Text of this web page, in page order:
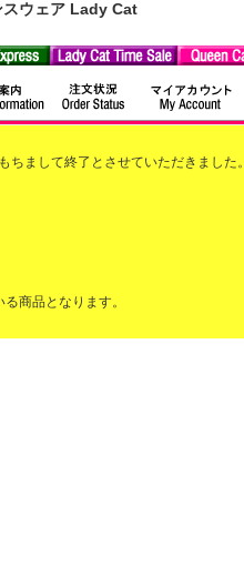
スウェア Lady Cat
まして終了とさせていただきました。
商品となります。